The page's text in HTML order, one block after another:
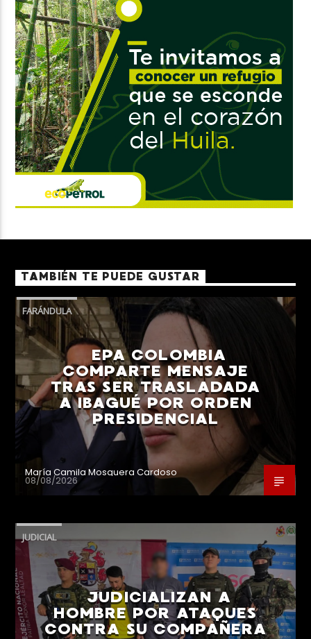
TAMBIÉN TE PUEDE GUSTAR
FARÁNDULA
EPA COLOMBIA
COMPARTE MENSAJE
TRAS SER TRASLADADA
A IBAGUÉ POR ORDEN
PRESIDENCIAL
María Camila Mosquera Cardoso
08/08/2026
JUDICIAL
JUDICIALIZAN A
HOMBRE POR ATAQUES
CONTRA SU COMPAÑERA